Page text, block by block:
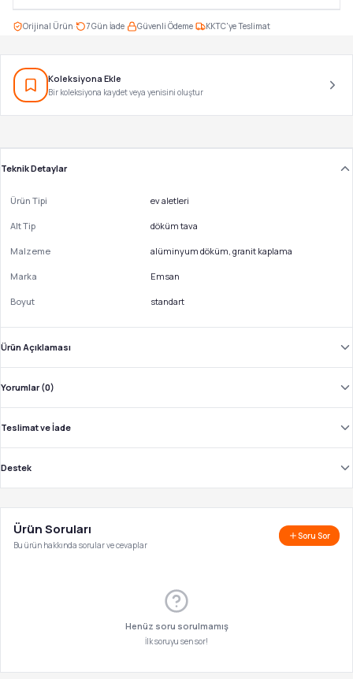
Orijinal Ürün 7 Gün İade Güvenli Ödeme KKTC'ye Teslimat
Koleksiyona Ekle
Bir koleksiyona kaydet veya yenisini oluştur
Teknik Detaylar
Ürün Tipi ev aletleri
Alt Tip döküm tava
Malzeme alüminyum döküm, granit kaplama
Marka Emsan
Boyut standart
Ürün Açıklaması
Yorumlar (0)
Teslimat ve İade
Destek
Ürün Soruları
Bu ürün hakkında sorular ve cevaplar
Soru Sor
Henüz soru sorulmamış
İlk soruyu sen sor!